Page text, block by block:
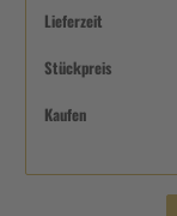
Lieferzeit
Stückpreis
Kaufen